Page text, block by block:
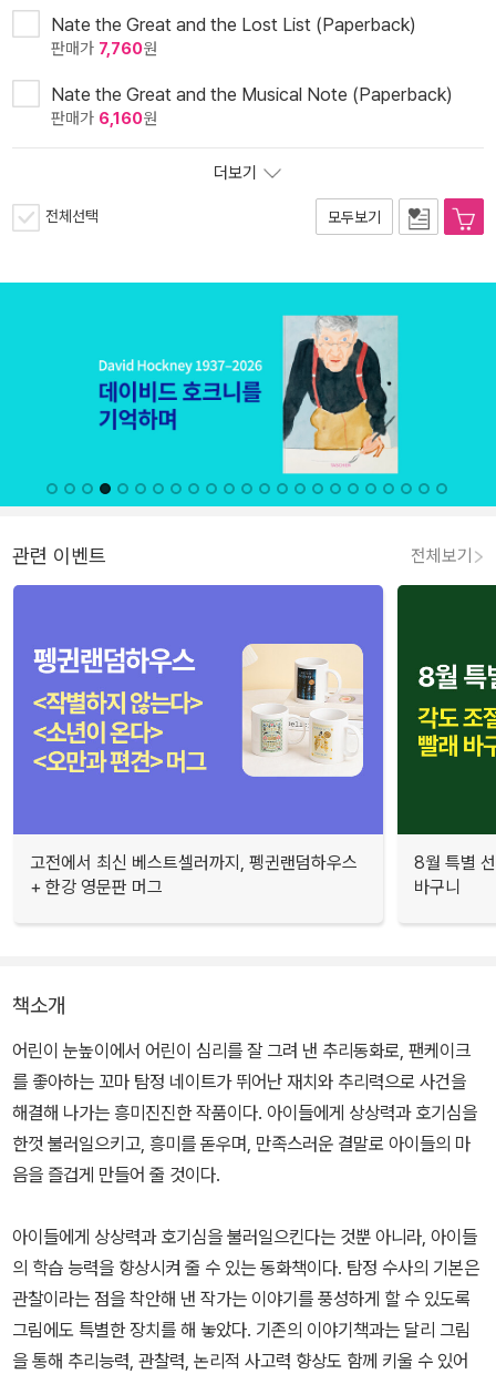
Nate the Great and the Lost List (Paperback)
판매가 7,760원
Nate the Great and the Musical Note (Paperback)
판매가 6,160원
더보기
전체선택 모두보기
관련 이벤트 전체보기
고전에서 최신 베스트셀러까지, 펭귄랜덤하우스
+ 한강 영문판 머그
8월 특별
바구니
책소개
어린이 눈높이에서 어린이 심리를 잘 그려 낸 추리동화로, 팬케이크
를 좋아하는 꼬마 탐정 네이트가 뛰어난 재치와 추리력으로 사건을
해결해 나가는 흥미진진한 작품이다. 아이들에게 상상력과 호기심을
한껏 불러일으키고, 흥미를 돋우며, 만족스러운 결말로 아이들의 마
음을 즐겁게 만들어 줄 것이다.
아이들에게 상상력과 호기심을 불러일으킨다는 것뿐 아니라, 아이들
의 학습 능력을 향상시켜 줄 수 있는 동화책이다. 탐정 수사의 기본은
관찰이라는 점을 착안해 낸 작가는 이야기를 풍성하게 할 수 있도록
그림에도 특별한 장치를 해 놓았다. 기존의 이야기책과는 달리 그림
을 통해 추리능력, 관찰력, 논리적 사고력 향상도 함께 키울 수 있어